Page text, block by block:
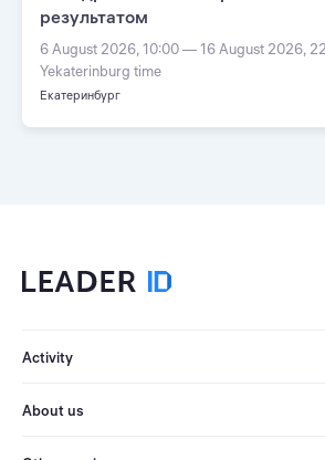
результатом
6 August 2026, 10:00 — 16 August 2026,
Yekaterinburg time
Екатеринбург
Activity
About us